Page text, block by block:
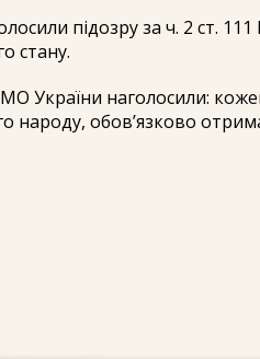
підозру за ч. 2 ст.
стану.
України наголосили:
народу, обов’язково